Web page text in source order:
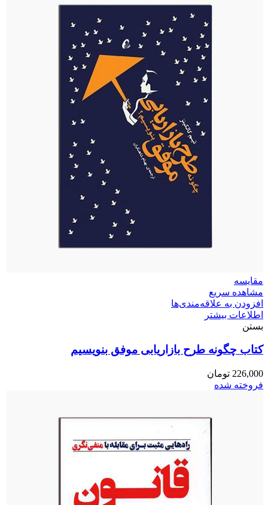
مقایسه
مشاهده سریع
افزودن به علاقه‌مندی‌ها
اطلاعات بیشتر
بستن
کتاب چگونه طرح بازاریابی موفق بنویسیم
226,000 تومان
فروخته شده